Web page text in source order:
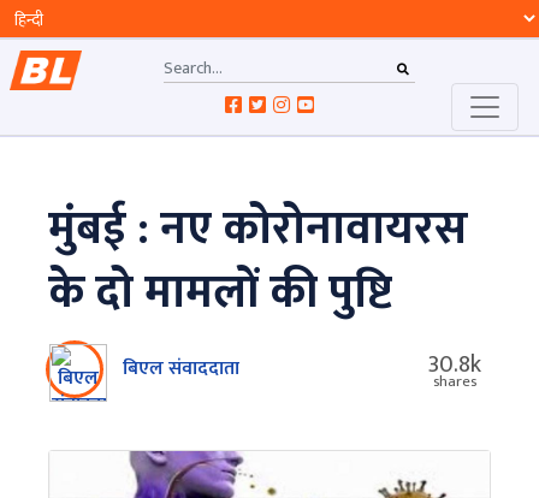
मुंबई : नए कोरोनावायरस
के दो मामलों की पुष्टि
बिएल संवाददाता 30.8k
shares